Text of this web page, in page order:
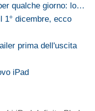
qualche giorno: lo…
1° dicembre, ecco
prima dell'uscita
iPad